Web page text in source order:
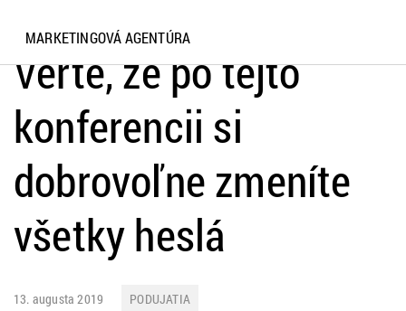
MARKETINGOVÁ AGENTÚRA
Verte, že po tejto
konferencii si
dobrovoľne zmeníte
všetky heslá
13. augusta 2019 PODUJATIA